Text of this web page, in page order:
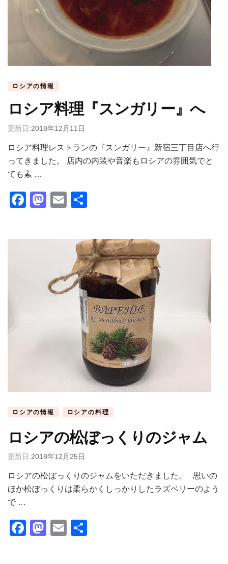
ロシアの情報
ロシア料理『スンガリー』へ
更新日:2018年12月11日
ロシア料理レストランの『スンガリー』新宿三丁目店へ行
ってきました。 店内の内装や音楽もロシアの雰囲気でと
ても素 …
Facebook
Mastodon
Email
ロシアの情報 ロシアの料理
ロシアの松ぼっくりのジャム
更新日:2018年12月25日
ロシアの松ぼっくりのジャムをいただきました。 思いの
ほか松ぼっくりは柔らかくしっかりしたラズベリーのよう
で …
Facebook
Mastodon
Email